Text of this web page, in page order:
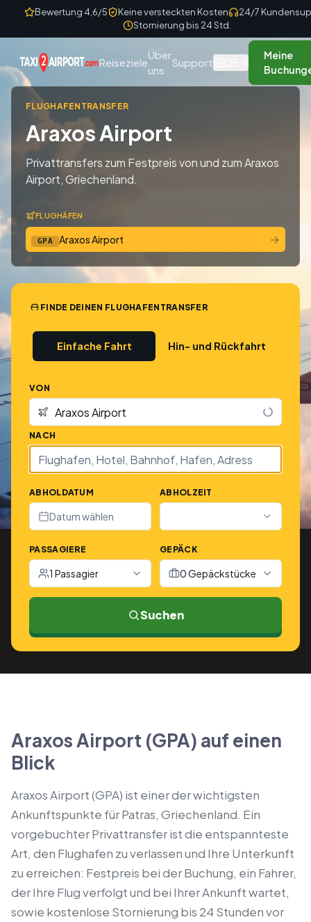
Skip to content
Bewertung 4,6/5 Keine versteckten Kosten
24/7
Stornierung bis 24 Std.
Reiseziele
Über
uns
Support
Meine
FLUGHAFENTRANSFER
Araxos Airport
Privattransfers zum Festpreis von und zum Araxos
Airport, Griechenland.
FLUGHÄFEN
GPA Araxos Airport →
FINDE DEINEN FLUGHAFENTRANSFER
Einfache Fahrt Hin- und Rückfahrt
VON
NACH
ABHOLDATUM
Datum wählen
ABHOLZEIT
PASSAGIERE
1 Passagier
GEPÄCK
0 Gepäckstücke
Suchen
Araxos Airport (GPA) auf einen
Blick
Araxos Airport (GPA) ist einer der wichtigsten
Ankunftspunkte für Patras, Griechenland. Ein
vorgebuchter Privattransfer ist die entspannteste
Art, den Flughafen zu verlassen und Ihre Unterkunft
zu erreichen: Festpreis bei der Buchung, ein Fahrer,
der Ihre Flug verfolgt und bei Ihrer Ankunft wartet,
sowie kostenlose Stornierung bis 24 Stunden vor